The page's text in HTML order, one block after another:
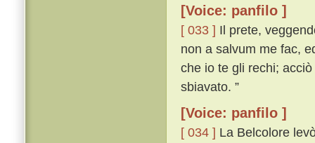
[Voice: panfilo ]
[ 033 ] Il prete,
non a salvum me fac,
che io te gli rechi;
sbiavato. ”
[Voice: panfilo ]
[ 034 ] La Belcolore